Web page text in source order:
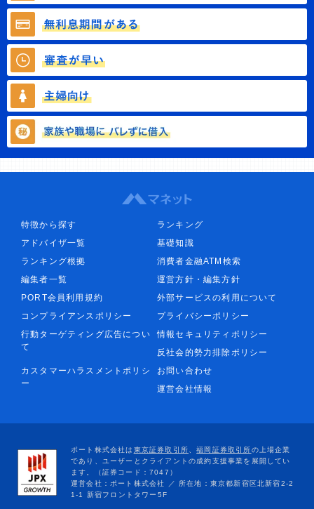
特徴から探す
ランキング
アドバイザ一覧
基礎知識
ランキング根拠
消費者金融ATM検索
編集者一覧
運営方針・編集方針
PORT会員利用規約
外部サービスの利用について
コンプライアンスポリシー
プライバシーポリシー
行動ターゲティング広告につい
て
情報セキュリティポリシー
反社会的勢力排除ポリシー
カスタマーハラスメントポリシ
ー
お問い合わせ
運営会社情報